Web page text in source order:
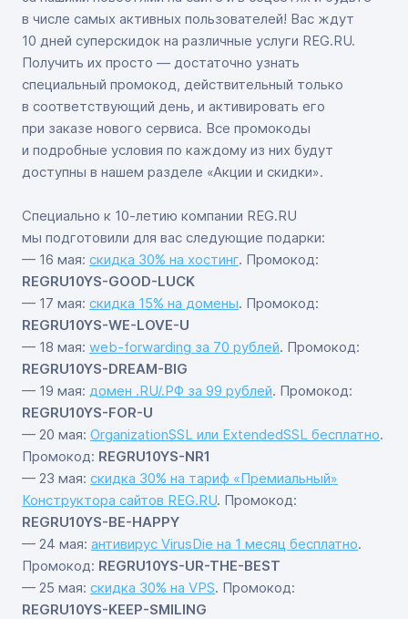
в числе самых активных пользователей! Вас ждут
10 дней суперскидок на различные услуги REG.RU.
Получить их просто — достаточно узнать
специальный промокод, действительный только
в соответствующий день, и активировать его
при заказе нового сервиса. Все промокоды
и подробные условия по каждому из них будут
доступны в нашем разделе «Акции и скидки».
Специально к 10-летию компании REG.RU
мы подготовили для вас следующие подарки:
— 16 мая: скидка 30% на хостинг. Промокод:
REGRU10YS-GOOD-LUCK
— 17 мая: скидка 15% на домены. Промокод:
REGRU10YS-WE-LOVE-U
— 18 мая: web-forwarding за 70 рублей. Промокод:
REGRU10YS-DREAM-BIG
— 19 мая: домен .RU/.РФ за 99 рублей. Промокод:
REGRU10YS-FOR-U
— 20 мая: OrganizationSSL или ExtendedSSL бесплатно.
Промокод: REGRU10YS-NR1
— 23 мая: cкидка 30% на тариф «Премиальный»
Конструктора сайтов REG.RU. Промокод:
REGRU10YS-BE-HAPPY
— 24 мая: антивирус VirusDie на 1 месяц бесплатно.
Промокод: REGRU10YS-UR-THE-BEST
— 25 мая: скидка 30% на VPS. Промокод:
REGRU10YS-KEEP-SMILING